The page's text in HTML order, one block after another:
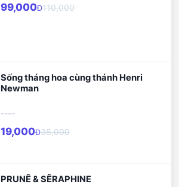
99,000Đ110,000
Sống tháng hoa cùng thánh Henri
Newman
----
19,000Đ38,000
PRUNÊ & SÊRAPHINE